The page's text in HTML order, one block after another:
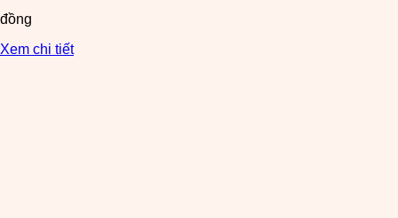
đồng
Xem chi tiết